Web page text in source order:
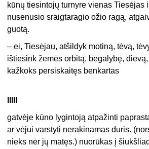
kūnų tiesintojų turnyre vienas Tiesėjas
nusenusio sraigtaragio ožio ragą,
guotą.
– ei, Tiesėjau, atšildyk motiną, tėvą,
ištiesink žemės orbitą, begalybę,
kažkoks persiskaitęs benkartas
gatvėje kūno lygintoją atpažinti
ar vėjui varstyti nerakinamas duris.
nieks nėr jų matęs.) nuorūkas į